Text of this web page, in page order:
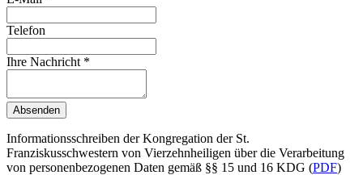
Telefon
Ihre Nachricht *
Absenden
Informationsschreiben der Kongregation der St.
Franziskusschwestern von Vierzehnheiligen über die Verarbeitung
von personenbezogenen Daten gemäß §§ 15 und 16 KDG (PDF)